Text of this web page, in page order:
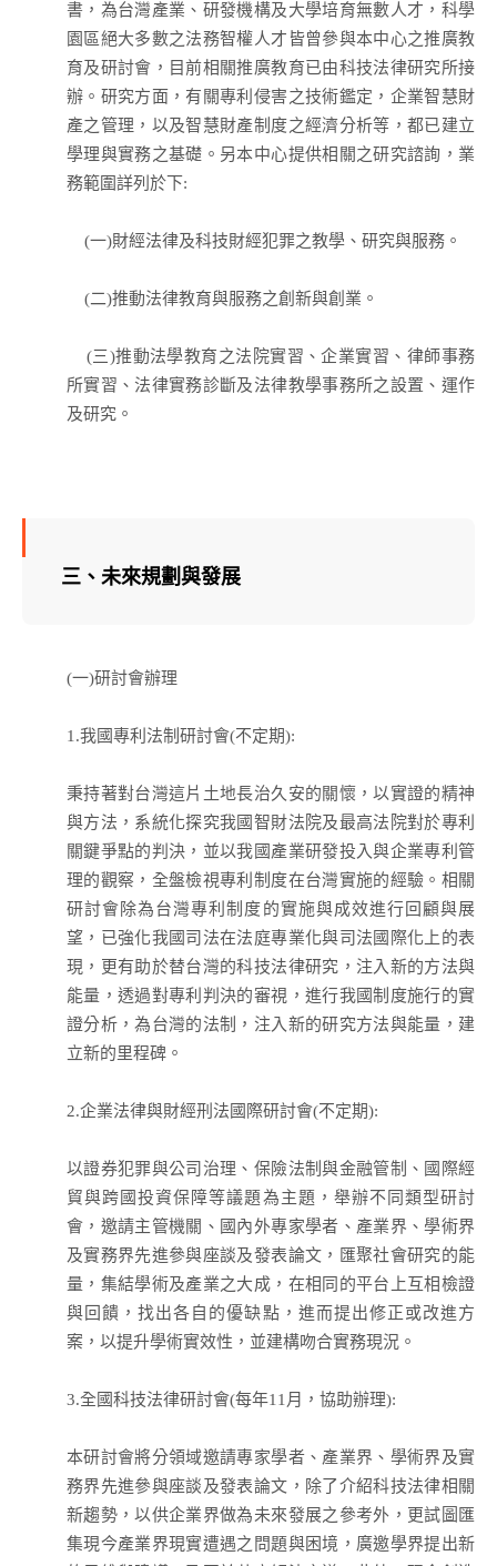
書，為台灣產業、研發機構及大學培育無數人才，科學
園區絕大多數之法務智權人才皆曾參與本中心之推廣教
育及研討會，目前相關推廣教育已由科技法律研究所接
辦。研究方面，有關專利侵害之技術鑑定，企業智慧財
產之管理，以及智慧財產制度之經濟分析等，都已建立
學理與實務之基礎。另本中心提供相關之研究諮詢，業
務範圍詳列於下:
(一)財經法律及科技財經犯罪之教學、研究與服務。
(二)推動法律教育與服務之創新與創業。
(三)推動法學教育之法院實習、企業實習、律師事務
所實習、法律實務診斷及法律教學事務所之設置、運作
及研究。
三、未來規劃與發展
(一)研討會辦理
1.我國專利法制研討會(不定期):
秉持著對台灣這片土地長治久安的關懷，以實證的精神
與方法，系統化探究我國智財法院及最高法院對於專利
關鍵爭點的判決，並以我國產業研發投入與企業專利管
理的觀察，全盤檢視專利制度在台灣實施的經驗。相關
研討會除為台灣專利制度的實施與成效進行回顧與展
望，已強化我國司法在法庭專業化與司法國際化上的表
現，更有助於替台灣的科技法律研究，注入新的方法與
能量，透過對專利判決的審視，進行我國制度施行的實
證分析，為台灣的法制，注入新的研究方法與能量，建
立新的里程碑。
2.企業法律與財經刑法國際研討會(不定期):
以證券犯罪與公司治理、保險法制與金融管制、國際經
貿與跨國投資保障等議題為主題，舉辦不同類型研討
會，邀請主管機關、國內外專家學者、產業界、學術界
及實務界先進參與座談及發表論文，匯聚社會研究的能
量，集結學術及產業之大成，在相同的平台上互相檢證
與回饋，找出各自的優缺點，進而提出修正或改進方
案，以提升學術實效性，並建構吻合實務現況。
3.全國科技法律研討會(每年11月，協助辦理):
本研討會將分領域邀請專家學者、產業界、學術界及實
務界先進參與座談及發表論文，除了介紹科技法律相關
新趨勢，以供企業界做為未來發展之參考外，更試圖匯
集現今產業界現實遭遇之問題與困境，廣邀學界提出新